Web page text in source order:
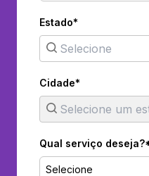
Estado*
Cidade*
Qual serviço
Selecione